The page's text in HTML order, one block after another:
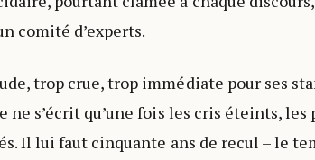
comité d’experts.
trop crue, trop immédiate pour ses
ne s’écrit qu’une fois les cris éteints, les
Il lui faut cinquante ans de recul – le